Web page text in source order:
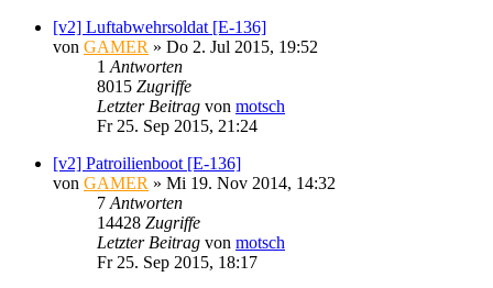
[v2] Luftabwehrsoldat [E-136]
von GAMER » Do 2. Jul 2015, 19:52
1 Antworten
8015 Zugriffe
Letzter Beitrag von motsch
Fr 25. Sep 2015, 21:24
[v2] Patroilienboot [E-136]
von GAMER » Mi 19. Nov 2014, 14:32
7 Antworten
14428 Zugriffe
Letzter Beitrag von motsch
Fr 25. Sep 2015, 18:17